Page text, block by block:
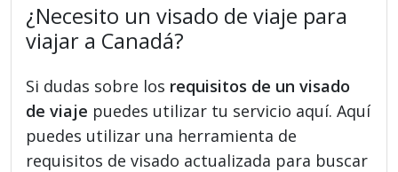
¿Necesito un visado de viaje para
viajar a Canadá?
Si dudas sobre los requisitos de un visado
de viaje puedes utilizar tu servicio aquí. Aquí
puedes utilizar una herramienta de
requisitos de visado actualizada para buscar